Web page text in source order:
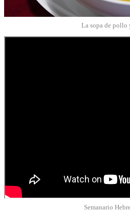
La sopa de pollo
Semanario